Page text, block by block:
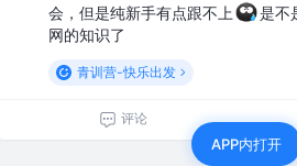
会，但是纯新手有点跟不上
是不
网的知识了
青训营-快乐出发
评论
APP内打开